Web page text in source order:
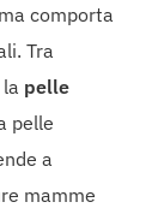
comporta
Tra
pelle
pelle
a
mamme